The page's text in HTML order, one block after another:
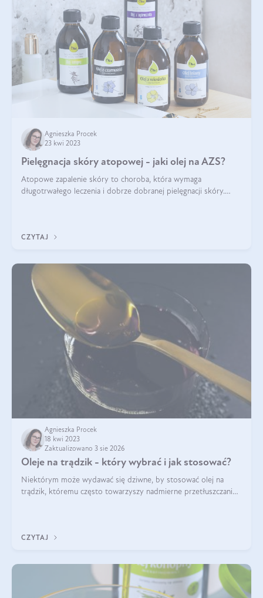
Agnieszka Procek
23 kwi 2023
Pielęgnacja skóry atopowej - jaki olej na AZS?
Atopowe zapalenie skóry to choroba, która wymaga
długotrwałego leczenia i dobrze dobranej pielęgnacji skóry.
CZYTAJ
Agnieszka Procek
18 kwi 2023
Zaktualizowano 3 sie 2026
Oleje na trądzik - który wybrać i jak stosować?
Niektórym może wydawać się dziwne, by stosować olej na
trądzik, któremu często towarzyszy nadmierne przetłuszczanie
CZYTAJ